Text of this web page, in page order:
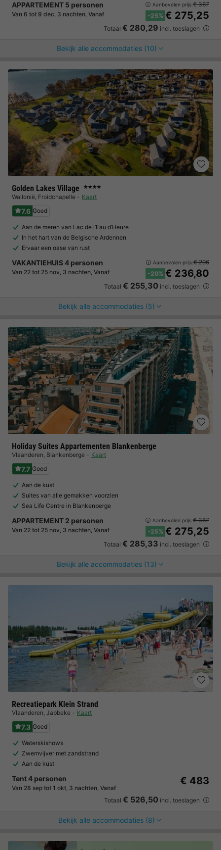
APPARTEMENT 5 personen
Van 6 tot 9 dec, 3 nachten, Vanaf
Aanbevolen prijs:€ 367
-25% € 275,25
Totaal € 280,29 incl. toeslagen
Bekijk alle accommodaties (10)
Golden Lakes Village ★★★★
Wallonië, Froidchapelle Kaart
7.6 Goed
Aan de meren van Lac de l’Eau d’Heure
In het hart van de Belgische Ardennen
Ervaar een oase van rust
VAKANTIEHUIS 4 personen
Van 22 tot 25 nov, 3 nachten, Vanaf
Aanbevolen prijs:€ 296
-20% € 236,80
Totaal € 255,30 incl. toeslagen
Bekijk alle accommodaties (5)
Holiday Suites Appartementen Blankenberge
Vlaanderen, Blankenberge Kaart
7.7 Goed
Aan de kust
Suites van alle gemakken voorzien
Sea Life Centre in Blankenberge
APPARTEMENT 2 personen
Van 22 tot 25 nov, 3 nachten, Vanaf
Aanbevolen prijs:€ 367
-25% € 275,25
Totaal € 285,33 incl. toeslagen
Bekijk alle accommodaties (13)
Recreatiepark Klein Strand
Vlaanderen, Jabbeke Kaart
7.3 Goed
Waterskishows
Zwemvijver met zandstrand
Aan de kust
Tent 4 personen
Van 28 sep tot 1 okt, 3 nachten, Vanaf
€ 483
Totaal € 526,50 incl. toeslagen
Bekijk alle accommodaties (8)